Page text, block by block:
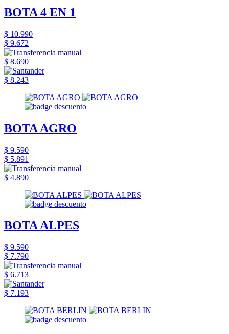
BOTA 4 EN 1
$ 10.990
$ 9.672
$ 8.690
$ 8.243
BOTA AGRO
$ 9.590
$ 5.891
$ 4.890
BOTA ALPES
$ 9.590
$ 7.790
$ 6.713
$ 7.193